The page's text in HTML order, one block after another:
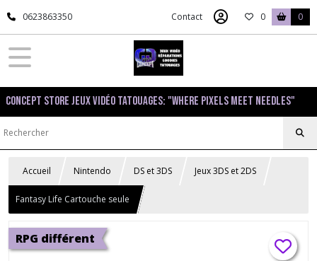
0623863350 Contact 0 0
Concept Store Jeux Vidéo Tatouages: "Where pixels meet needles"
Accueil Nintendo DS et 3DS Jeux 3DS et 2DS
Fantasy Life Cartouche seule
RPG différent